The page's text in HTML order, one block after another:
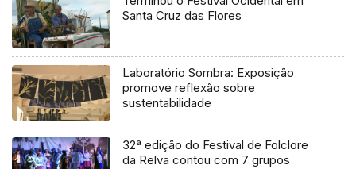
Santa Cruz das Flores
Laboratório Sombra: Exposição
promove reflexão sobre
sustentabilidade
32ª edição do Festival de Folclore
da Relva contou com 7 grupos